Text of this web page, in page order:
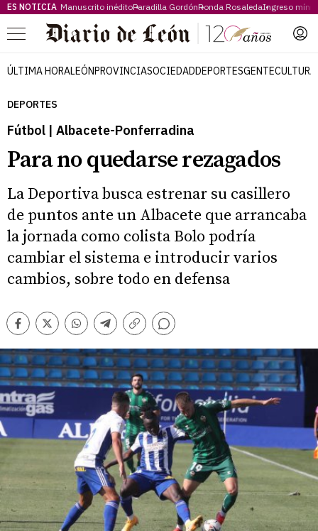
ES NOTICIA Manuscrito inéditoParadilla GordónRonda RosaledaIngreso
Menú
ÚLTIMA HORALEÓNPROVINCIASOCIEDADDEPORTESGENTECULTURA
DEPORTES
Fútbol | Albacete-Ponferradina
Para no quedarse rezagados
La Deportiva busca estrenar su casillero
de puntos ante un Albacete que arrancaba
la jornada como colista Bolo podría
cambiar el sistema e introducir varios
cambios, sobre todo en defensa
Facebook
TwitterWhatsappTelegram
Copiar
Comentarios